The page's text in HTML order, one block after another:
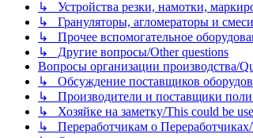
↳ Устройства резки, намотки,
↳ Грануляторы, агломераторы и
↳ Прочее вспомогательное
↳ Другие вопросы/Other questions
Вопросы организации производства/
↳ Обсуждение поставщиков
↳ Производители и поставщики
↳ Хозяйке на заметку/This could be
↳ Переработчикам о Переработчиках/